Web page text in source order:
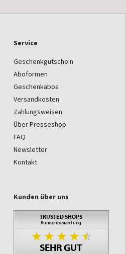
Service
Geschenkgutschein
Aboformen
Geschenkabos
Versandkosten
Zahlungsweisen
Über Presseshop
FAQ
Newsletter
Kontakt
Kunden über uns